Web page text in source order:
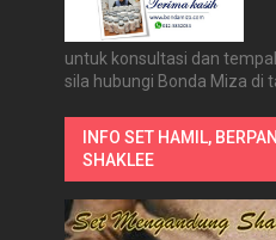
untuk konsultasi dan
sila hubungi Bonda Miza di
INFO SET HAMIL,
SHAKLEE